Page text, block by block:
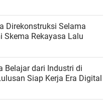
Direkonstruksi Selama
Skema Rekayasa Lalu
Belajar dari Industri di
Siap Kerja Era Digital